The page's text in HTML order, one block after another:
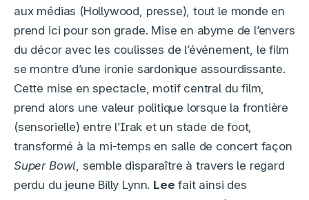
aux médias (Hollywood, presse), tout le monde en
prend ici pour son grade. Mise en abyme de l’envers
du décor avec les coulisses de l’événement, le film
se montre d’une ironie sardonique assourdissante.
Cette mise en spectacle, motif central du film,
prend alors une valeur politique lorsque la frontière
(sensorielle) entre l’Irak et un stade de foot,
transformé à la mi-temps en salle de concert façon
Super Bowl, semble disparaître à travers le regard
perdu du jeune Billy Lynn. Lee fait ainsi des